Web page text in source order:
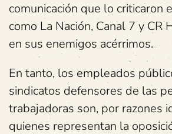
comunicación que lo criticaron
como La Nación, Canal 7 y CR
en sus enemigos acérrimos.
En tanto, los empleados
sindicatos defensores de las
trabajadoras son, por razones
quienes representan la